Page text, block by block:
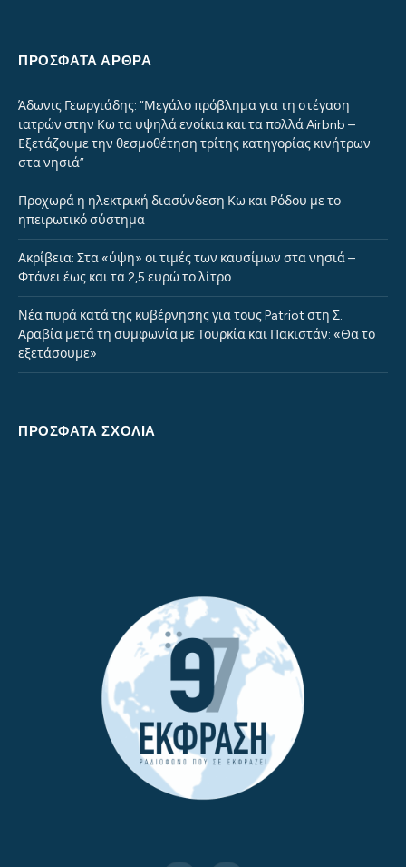
ΠΡΌΣΦΑΤΑ ΆΡΘΡΑ
Άδωνις Γεωργιάδης: “Μεγάλο πρόβλημα για τη στέγαση
ιατρών στην Κω τα υψηλά ενοίκια και τα πολλά Airbnb –
Εξετάζουμε την θεσμοθέτηση τρίτης κατηγορίας κινήτρων
στα νησιά”
Προχωρά η ηλεκτρική διασύνδεση Κω και Ρόδου με το
ηπειρωτικό σύστημα
Ακρίβεια: Στα «ύψη» οι τιμές των καυσίμων στα νησιά –
Φτάνει έως και τα 2,5 ευρώ το λίτρο
Νέα πυρά κατά της κυβέρνησης για τους Patriot στη Σ.
Αραβία μετά τη συμφωνία με Τουρκία και Πακιστάν: «Θα το
εξετάσουμε»
ΠΡΌΣΦΑΤΑ ΣΧΌΛΙΑ